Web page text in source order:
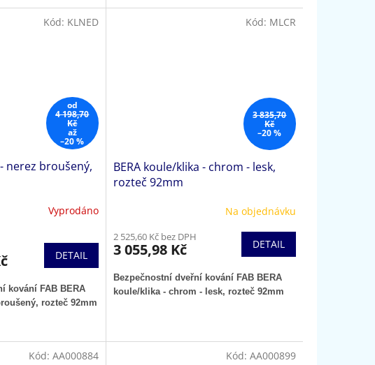
od
4 198,70
Kč
až
–20 %
nerez broušený,
Vyprodáno
DETAIL
kování FAB BERA
rozteč 92mm
Kód: KLNED
3 835,70
Kč
–20 %
BERA koule/klika - chrom - lesk,
rozteč 92mm
Na objednávku
2 525,60 Kč bez DPH
3 055,98 Kč DETAIL
Bezpečnostní dveřní kování FAB BERA
koule/klika - chrom - lesk, rozteč 92mm
Kód: MLCR
Kód: AA000884 Kód: AA000899